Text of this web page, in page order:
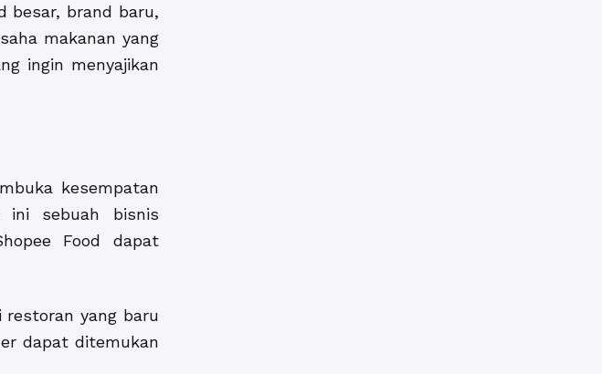
besar, brand baru,
makanan yang
ingin menyajikan
kesempatan
ini sebuah bisnis
Food dapat
restoran yang baru
dapat ditemukan